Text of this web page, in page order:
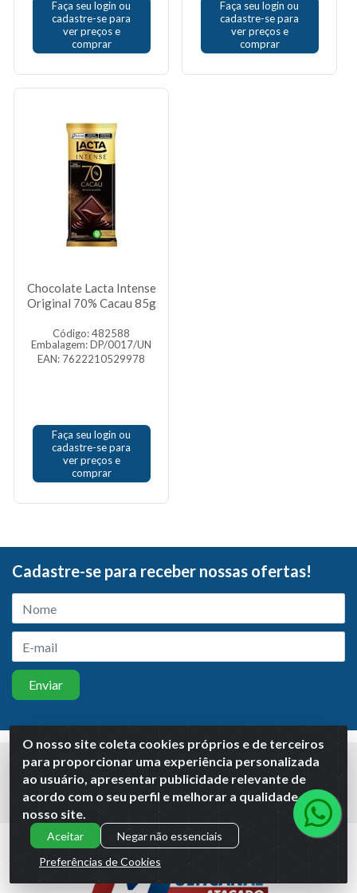
Faça seu login ou
cadastre-se para
ver preços e
comprar
Faça seu login ou
cadastre-se para
ver preços e
comprar
Chocolate Lacta Intense
Original 70% Cacau 85g
Código: 482588
Embalagem: DP/0017/UN
EAN: 7622210529978
Faça seu login ou
cadastre-se para
ver preços e
comprar
O nosso site coleta cookies próprios e de terceiros
para proporcionar uma experiência personalizada
ao usuário, apresentar publicidade relevante de
acordo com o seu perfil e melhorar a qualidade do
nosso site.
Aceitar
Negar não essenciais
Preferências de Cookies
Cadastre-se para receber nossas ofertas!
Meus Pedidos Títulos
Notas Fiscais